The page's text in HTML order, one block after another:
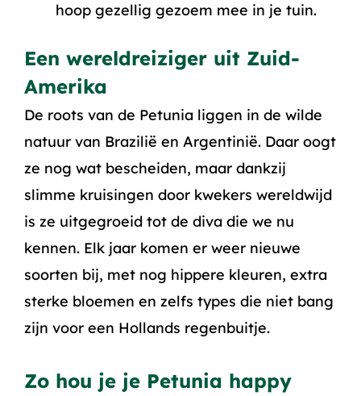
hoop gezellig gezoem mee in je tuin.
Een wereldreiziger uit Zuid-
Amerika
De roots van de Petunia liggen in de wilde
natuur van Brazilië en Argentinië. Daar oogt
ze nog wat bescheiden, maar dankzij
slimme kruisingen door kwekers wereldwijd
is ze uitgegroeid tot de diva die we nu
kennen. Elk jaar komen er weer nieuwe
soorten bij, met nog hippere kleuren, extra
sterke bloemen en zelfs types die niet bang
zijn voor een Hollands regenbuitje.
Zo hou je je Petunia happy